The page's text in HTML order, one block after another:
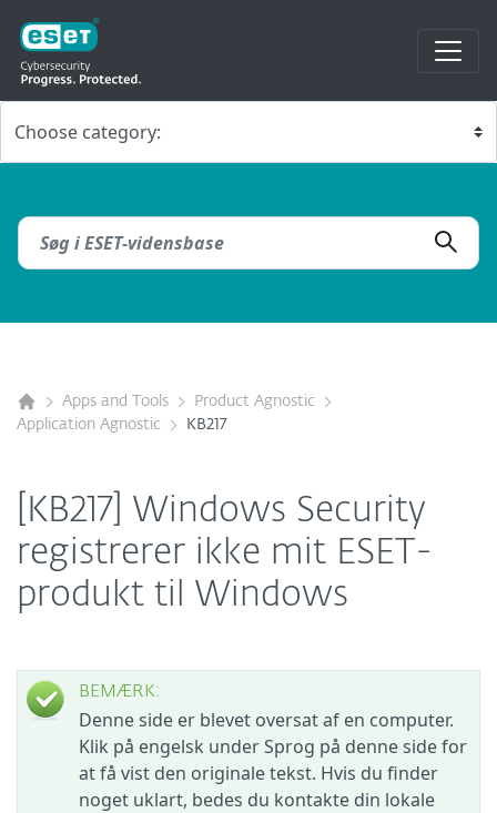
Apps and Tools
Product Agnostic
Application Agnostic
KB217
[KB217] Windows Security
registrerer ikke mit ESET-
produkt til Windows
BEMÆRK:
Denne side er blevet oversat af en computer.
Klik på engelsk under Sprog på denne side for
at få vist den originale tekst. Hvis du finder
noget uklart, bedes du kontakte din lokale